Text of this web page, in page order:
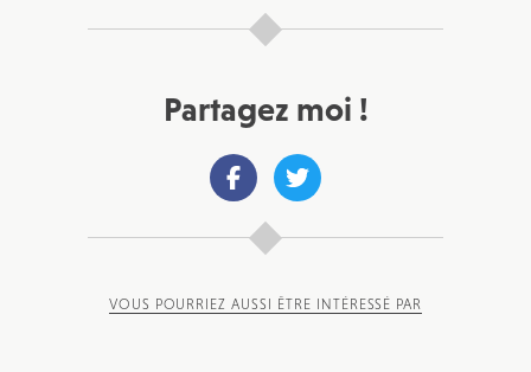
Partagez moi !
VOUS POURRIEZ AUSSI ÊTRE INTÉRESSÉ PAR